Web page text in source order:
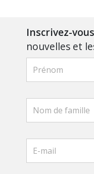
Inscrivez-vous
nouvelles et